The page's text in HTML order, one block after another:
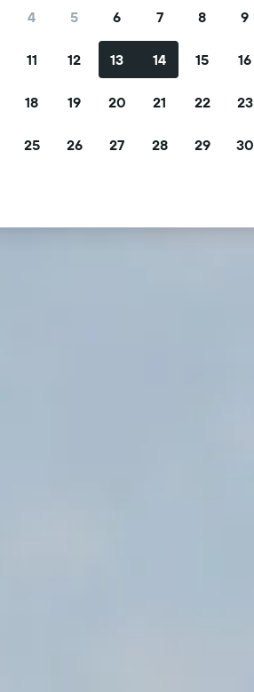
4 5 6 7 8 9
11 12 13 14 15 16
18 19 20 21 22 23
25 26 27 28 29 30